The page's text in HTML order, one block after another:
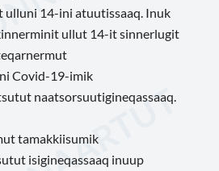
14-ini atuutissaaq. Inuk
ullut 14-it sinnerlugit
Covid-19-imik
naatsorsuutigineqassaaq.
tamakkiisumik
isigineqassaaq inuup